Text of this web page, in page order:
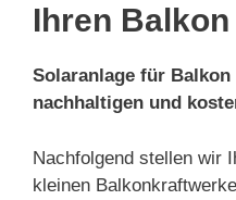
Ihren Balkon
Solaranlage für
nachhaltigen und
Nachfolgend stellen wir
kleinen